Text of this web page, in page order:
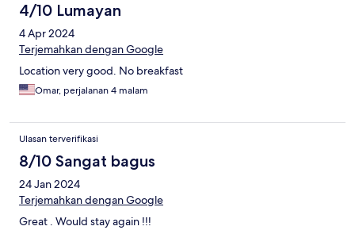
4/10 Lumayan
4 Apr 2024
Terjemahkan dengan Google
Location very good. No breakfast
Omar, perjalanan 4 malam
Ulasan terverifikasi
8/10 Sangat bagus
24 Jan 2024
Terjemahkan dengan Google
Great . Would stay again !!!